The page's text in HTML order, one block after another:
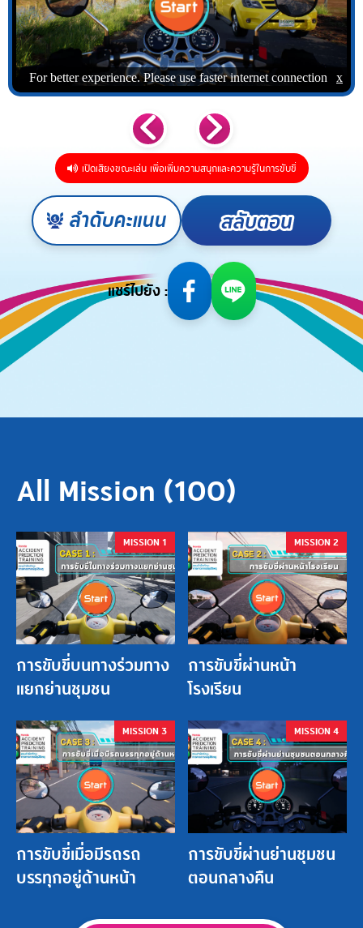
เปิดเสียงขณะเล่น เพื่อเพิ่มความสนุกและความรู้ในการขับขี่
ลำดับคะแนน
แชร์ไปยัง :
All Mission (100)
MISSION 1
การขับขี่บนทางร่วมทาง
แยกย่านชุมชน
MISSION 2
การขับขี่ผ่านหน้า
โรงเรียน
MISSION 3
การขับขี่เมื่อมีรถรถ
บรรทุกอยู่ด้านหน้า
MISSION 4
การขับขี่ผ่านย่านชุมชน
ตอนกลางคืน